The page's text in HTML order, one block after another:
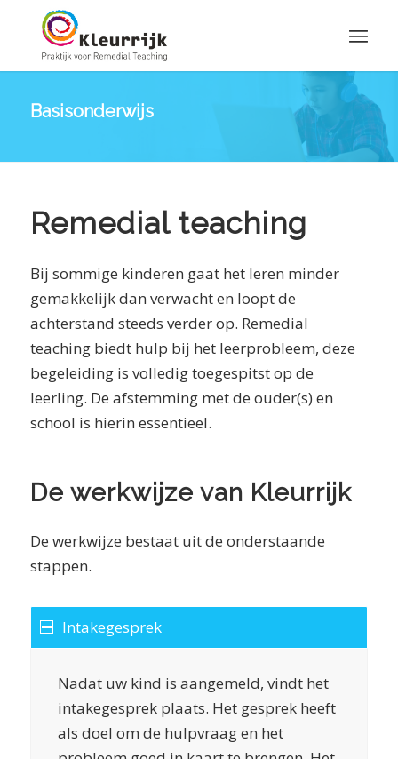
Basisonderwijs
Remedial teaching
Bij sommige kinderen gaat het leren minder
gemakkelijk dan verwacht en loopt de
achterstand steeds verder op. Remedial
teaching biedt hulp bij het leerprobleem, deze
begeleiding is volledig toegespitst op de
leerling. De afstemming met de ouder(s) en
school is hierin essentieel.
De werkwijze van Kleurrijk
De werkwijze bestaat uit de onderstaande
stappen.
Intakegesprek
Nadat uw kind is aangemeld, vindt het
intakegesprek plaats. Het gesprek heeft
als doel om de hulpvraag en het